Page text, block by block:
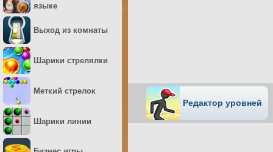
Редактор уровней
языке
Выход из комнаты
Шарики стрелялки
Меткий стрелок
Шарики линии